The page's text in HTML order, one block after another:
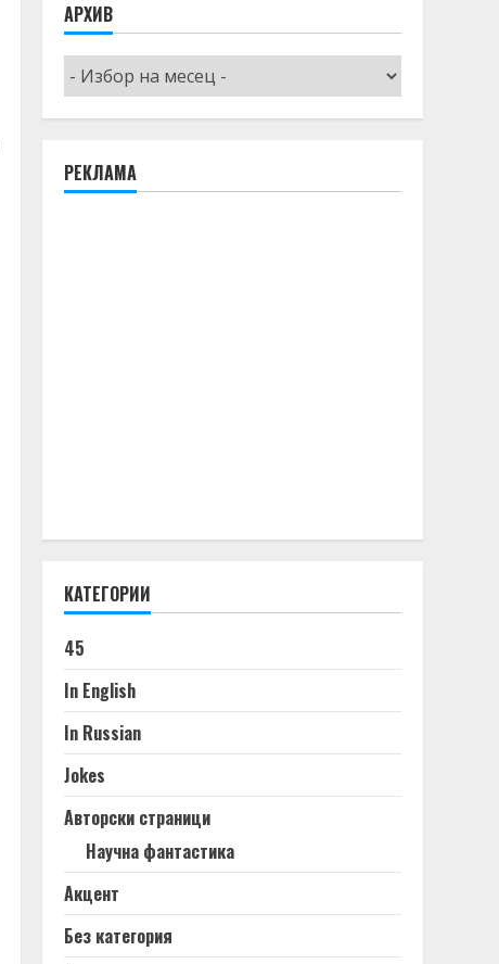
АРХИВ
Архив
РЕКЛАМА
КАТЕГОРИИ
45
In English
In Russian
Jokes
Авторски страници
Научна фантастика
Акцент
Без категория